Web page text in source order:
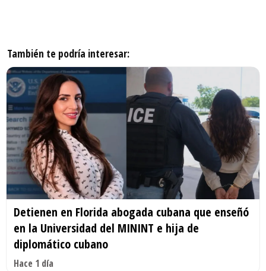
También te podría interesar:
Detienen en Florida abogada cubana que enseñó
en la Universidad del MININT e hija de
diplomático cubano
Hace 1 día